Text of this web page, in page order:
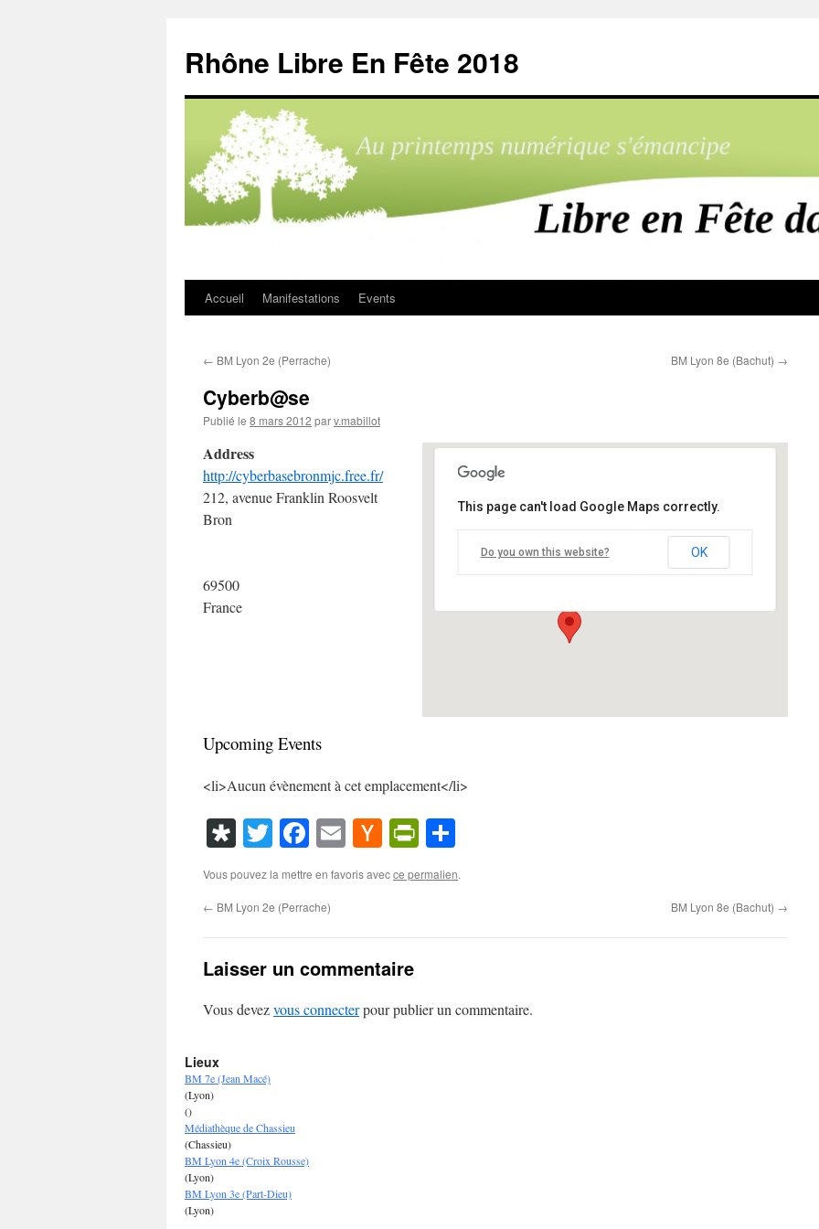
contenu
Rhône Libre En Fête 2018
Accueil Manifestations Events
← BM Lyon 2e (Perrache) BM Lyon 8e (Bachut) →
Cyberb@se
Publié le 8 mars 2012 parv.mabillot
This page can't load Google Maps correctly.
Do you own this website? OK
Address
http://cyberbasebronmjc.free.fr/
212, avenue Franklin Roosvelt
Bron
69500
France
Upcoming Events
<li>Aucun évènement à cet emplacement</li>
Diaspora
TwitterFacebook
EmailHacker
News
PrintFriendly
Vous pouvez la mettre en favoris avecce permalien.
← BM Lyon 2e (Perrache) BM Lyon 8e (Bachut) →
Laisser un commentaire
Vous devezvous connecterpour publier un commentaire.
Lieux
BM 7e (Jean Macé)
(Lyon)
()
Médiathèque de Chassieu
(Chassieu)
BM Lyon 4e (Croix Rousse)
(Lyon)
BM Lyon 3e (Part-Dieu)
(Lyon)